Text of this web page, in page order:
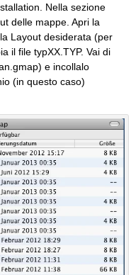
Nella sezione
delle mappe. Apri la
Layout desiderata (per
il file typXX.TYP. Vai di
e incollalo
(in questo caso)